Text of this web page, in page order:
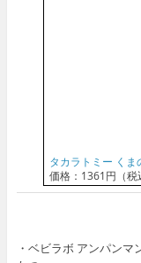
タカラトミー く
価格：1361円（税
・ベビラボ アンパン